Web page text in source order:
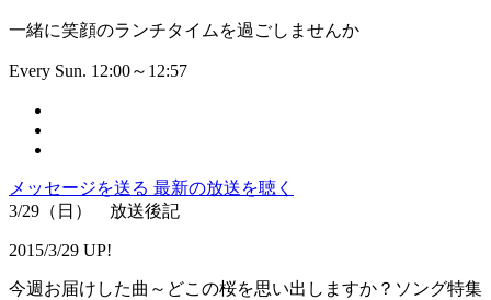
一緒に笑顔のランチタイムを過ごしませんか
Every Sun. 12:00～12:57
メッセージを送る 最新の放送を聴く
3/29（日） 放送後記
2015/3/29 UP!
今週お届けした曲～どこの桜を思い出しますか？ソング特集